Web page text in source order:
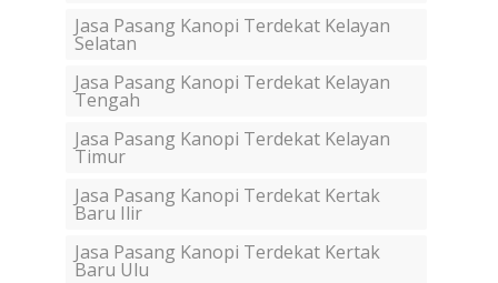
Jasa Pasang Kanopi Terdekat Kelayan
Selatan
Jasa Pasang Kanopi Terdekat Kelayan
Tengah
Jasa Pasang Kanopi Terdekat Kelayan
Timur
Jasa Pasang Kanopi Terdekat Kertak
Baru Ilir
Jasa Pasang Kanopi Terdekat Kertak
Baru Ulu